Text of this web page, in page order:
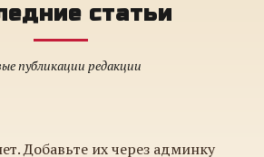
статьи
публикации редакции
Добавьте их через админку